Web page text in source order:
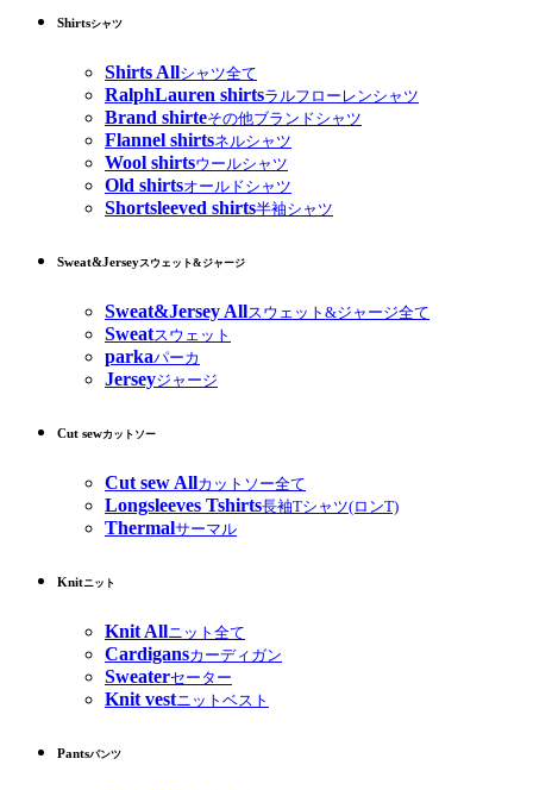
Shirtsシャツ
Shirts Allシャツ全て
RalphLauren shirtsラルフローレンシャツ
Brand shirteその他ブランドシャツ
Flannel shirtsネルシャツ
Wool shirtsウールシャツ
Old shirtsオールドシャツ
Shortsleeved shirts半袖シャツ
Sweat&Jerseyスウェット&ジャージ
Sweat&Jersey Allスウェット&ジャージ全て
Sweatスウェット
parkaパーカ
Jerseyジャージ
Cut sewカットソー
Cut sew Allカットソー全て
Longsleeves Tshirts長袖Tシャツ(ロンT)
Thermalサーマル
Knitニット
Knit Allニット全て
Cardigansカーディガン
Sweaterセーター
Knit vestニットベスト
Pantsパンツ